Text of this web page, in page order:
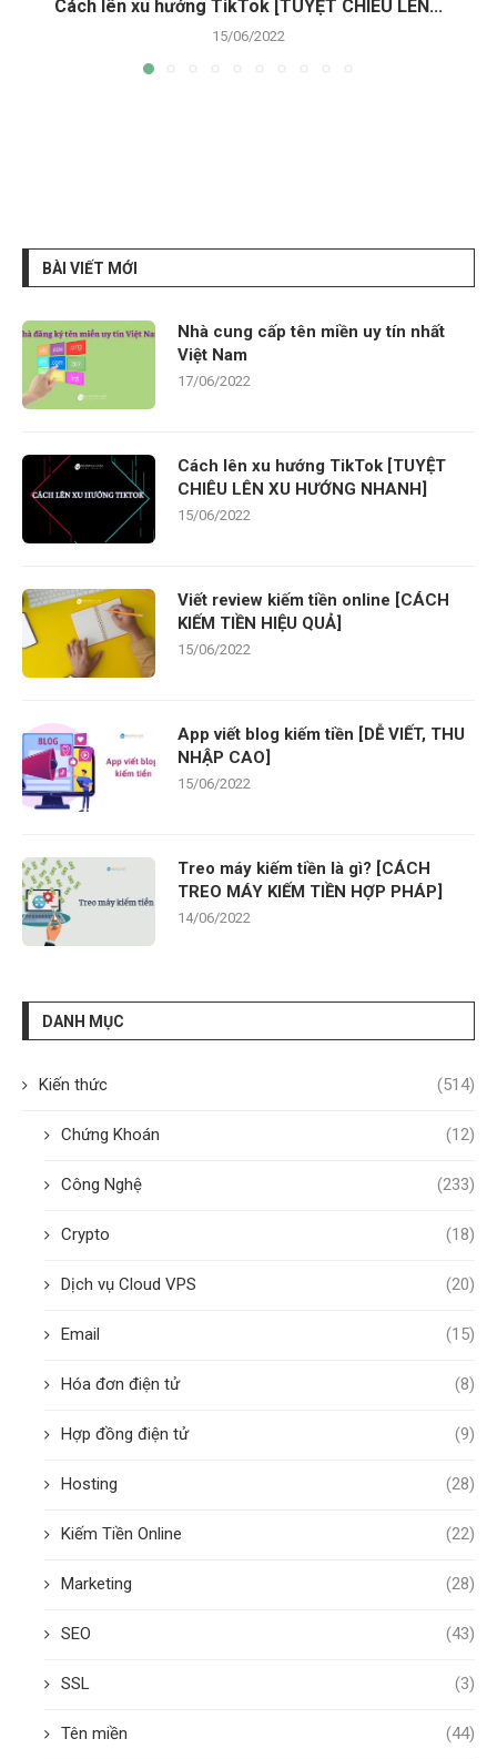
Cách lên xu hướng TikTok [TUYỆT CHIÊU LÊN...
15/06/2022
BÀI VIẾT MỚI
Nhà cung cấp tên miền uy tín nhất
Việt Nam
17/06/2022
Cách lên xu hướng TikTok [TUYỆT
CHIÊU LÊN XU HƯỚNG NHANH]
15/06/2022
Viết review kiếm tiền online [CÁCH
KIẾM TIỀN HIỆU QUẢ]
15/06/2022
App viết blog kiếm tiền [DỄ VIẾT, THU
NHẬP CAO]
15/06/2022
Treo máy kiếm tiền là gì? [CÁCH
TREO MÁY KIẾM TIỀN HỢP PHÁP]
14/06/2022
DANH MỤC
Kiến thức (514)
Chứng Khoán (12)
Công Nghệ (233)
Crypto (18)
Dịch vụ Cloud VPS (20)
Email (15)
Hóa đơn điện tử (8)
Hợp đồng điện tử (9)
Hosting (28)
Kiếm Tiền Online (22)
Marketing (28)
SEO (43)
SSL (3)
Tên miền (44)